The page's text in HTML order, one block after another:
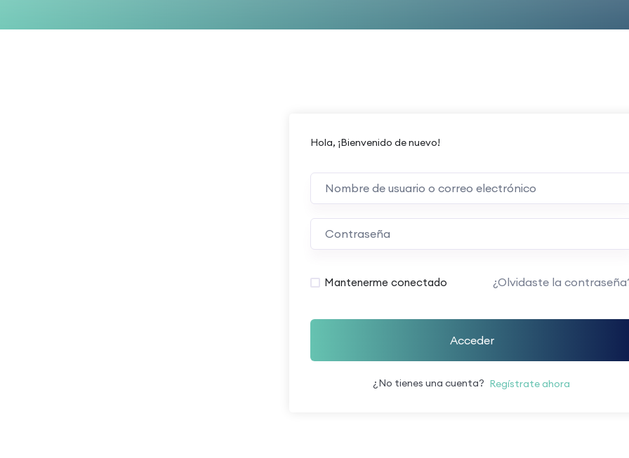
Hola, ¡Bienvenido de nuevo!
Mantenerme conectado ¿Olvidaste la
Acceder
¿No tienes una cuenta? Regístrate ahora